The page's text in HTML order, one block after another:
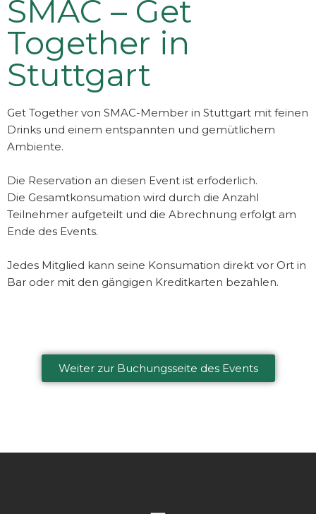
SMAC – Get
Together in
Stuttgart
Get Together von SMAC-Member in Stuttgart mit feinen
Drinks und einem entspannten und gemütlichem
Ambiente.
Die Reservation an diesen Event ist erfoderlich.
Die Gesamtkonsumation wird durch die Anzahl
Teilnehmer aufgeteilt und die Abrechnung erfolgt am
Ende des Events.
Jedes Mitglied kann seine Konsumation direkt vor Ort in
Bar oder mit den gängigen Kreditkarten bezahlen.
Weiter zur Buchungsseite des Events